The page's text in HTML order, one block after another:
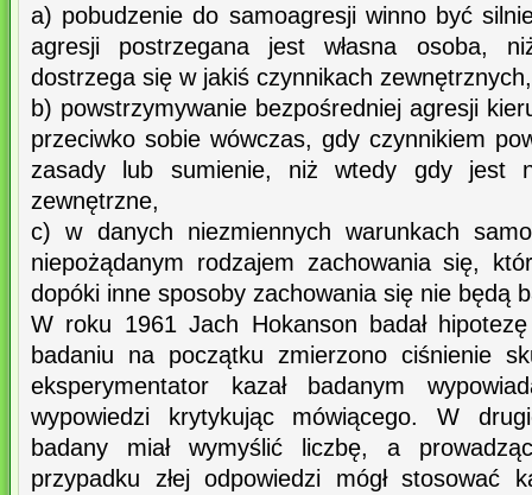
a) pobudzenie do samoagresji winno być
agresji postrzegana jest własna osoba,
dostrzega się w jakiś czynnikach zewnętrznych,
b) powstrzymywanie bezpośredniej agresji
przeciwko sobie wówczas, gdy czynnikiem
zasady lub sumienie, niż wtedy gdy jest
zewnętrzne,
c) w danych niezmiennych warunkach
niepożądanym rodzajem zachowania się,
dopóki inne sposoby zachowania się nie będą
W roku 1961 Jach Hokanson badał
badaniu na początku zmierzono ciśnienie
eksperymentator kazał badanym
wypowiedzi krytykując mówiącego. W
badany miał wymyślić liczbę, a
przypadku złej odpowiedzi mógł stosować